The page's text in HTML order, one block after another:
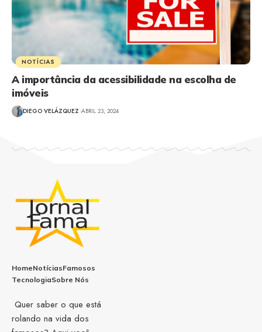
NOTÍCIAS
A importância da acessibilidade na escolha de
imóveis
DIEGO VELÁZQUEZ ABRIL 23, 2024
HomeNotíciasFamosos
TecnologiaSobre Nós
Quer saber o que está
rolando na vida dos